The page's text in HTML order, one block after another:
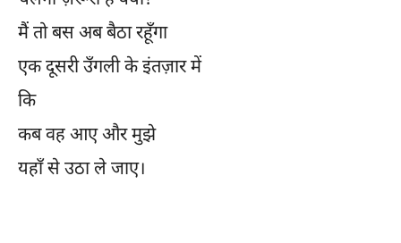
मैं तो बस अब बैठा रहूँगा
एक दूसरी उँगली के इंतज़ार में
कि
कब वह आए और मुझे
यहाँ से उठा ले जाए।